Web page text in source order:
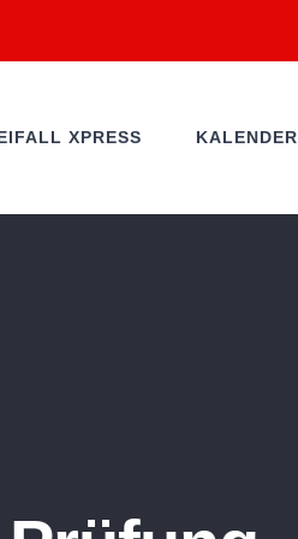
XPRESS KALENDER